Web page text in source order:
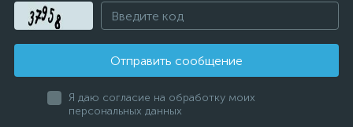
Отправить сообщение
Я даю согласие на обработку моих
персональных данных